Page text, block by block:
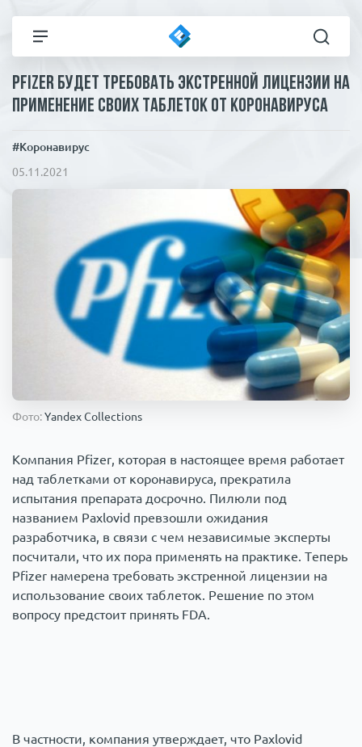
Все новости
Экономика
Общество
Коронавирус
Технологии
Пресса
Статьи
ЧП И КРИМИНАЛ
1000 мелочей
Pfizer будет требовать экстренной лицензии на
применение своих таблеток от коронавируса
#Коронавирус
05.11.2021
Фото:Yandex Collections
Компания Pfizer, которая в настоящее время работает
над таблетками от коронавируса, прекратила
испытания препарата досрочно. Пилюли под
названием Paxlovid превзошли ожидания
разработчика, в связи с чем независимые эксперты
посчитали, что их пора применять на практике. Теперь
Pfizer намерена требовать экстренной лицензии на
использование своих таблеток. Решение по этом
вопросу предстоит принять FDA.
В частности, компания утверждает, что Paxlovid